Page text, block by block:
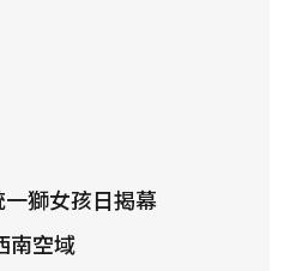
獅女孩日揭幕
南空域